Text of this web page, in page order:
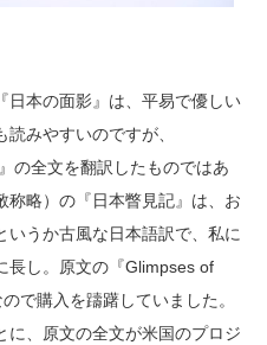
日本の面影』は、平易で優しい
みやすいのですが、
の全文を翻訳したものではあ
称略）の『日本瞥見記』は、お
いうか古風な日本語訳で、私に
長し。原文の『Glimpses of
で購入を躊躇していました。
に、原文の全文が米国のプロジ